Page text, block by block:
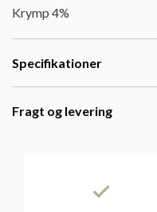
Krymp 4%
Specifikationer
Fragt og levering